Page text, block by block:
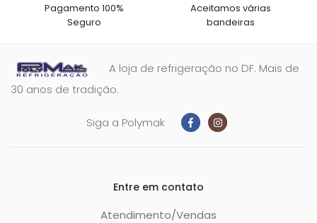
Pagamento 100%
Seguro
Aceitamos várias
bandeiras
A loja de refrigeração no DF. Mais de
30 anos de tradição.
Siga a Polymak
Entre em contato
Atendimento/Vendas